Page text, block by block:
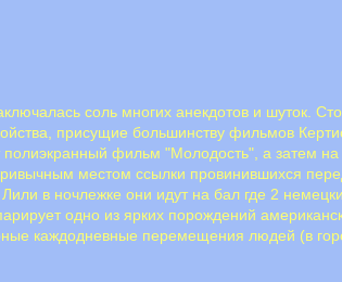
соль многих анекдотов и шуток.
присущие большинству фильмов
фильм "Молодость", а затем на
местом ссылки провинившихся
в ночлежке они идут на бал где 2
одно из ярких порождений
каждодневные перемещения людей (в